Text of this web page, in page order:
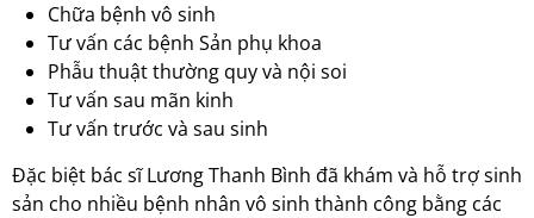
Chữa bệnh vô sinh
Tư vấn các bệnh Sản phụ khoa
Phẫu thuật thường quy và nội soi
Tư vấn sau mãn kinh
Tư vấn trước và sau sinh
Đặc biệt bác sĩ Lương Thanh Bình đã khám và hỗ trợ sinh
sản cho nhiều bệnh nhân vô sinh thành công bằng các